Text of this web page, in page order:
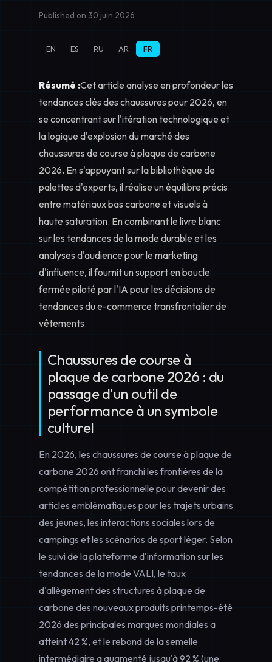
Published on 30 juin 2026
EN ES RU AR FR
Résumé :Cet article analyse en profondeur les
tendances clés des chaussures pour 2026, en
se concentrant sur l'itération technologique et
la logique d'explosion du marché des
chaussures de course à plaque de carbone
2026. En s'appuyant sur labibliothèque de
palettes d'experts, il réalise un équilibre précis
entre matériaux bas carbone et visuels à
haute saturation. En combinant le livre blanc
sur les tendances de la mode durable et les
analyses d'audience pour le marketing
d'influence, il fournit un support en boucle
fermée piloté par l'IA pour les décisions de
tendances du e-commerce transfrontalier de
vêtements.
Chaussures de course à
plaque de carbone 2026 : du
passage d'un outil de
performance à un symbole
culturel
En 2026, les chaussures de course à plaque de
carbone 2026 ont franchi les frontières de la
compétition professionnelle pour devenir des
articles emblématiques pour les trajets urbains
des jeunes, les interactions sociales lors de
campings et les scénarios de sport léger. Selon
le suivi de la plateforme d'information sur les
tendances de la mode VALI, le taux
d'allègement des structures à plaque de
carbone des nouveaux produits printemps-été
2026 des principales marques mondiales a
atteint 42 %, et le rebond de la semelle
intermédiaire a augmenté jusqu'à 92 % (une